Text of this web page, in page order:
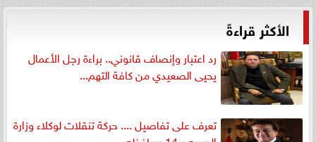
الأكثر قراءةً
رد اعتبار وإنصاف قانوني.. براءة رجل الأعمال
يحيى الصعيدي من كافة التهم...
تعرف على تفاصيل .... حركة تنقلات لوكلاء وزارة